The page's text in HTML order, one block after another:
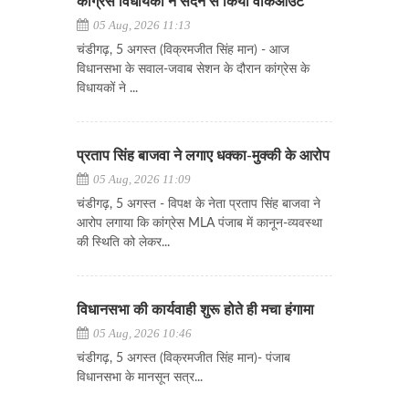
05 Aug, 2026 11:13
चंडीगढ़, 5 अगस्त (विक्रमजीत सिंह मान) - आज
विधानसभा के सवाल-जवाब सेशन के दौरान कांग्रेस के
विधायकों ने ...
प्रताप सिंह बाजवा ने लगाए धक्का-मुक्की के आरोप
05 Aug, 2026 11:09
चंडीगढ़, 5 अगस्त - विपक्ष के नेता प्रताप सिंह बाजवा ने
आरोप लगाया कि कांग्रेस MLA पंजाब में कानून-व्यवस्था
की स्थिति को लेकर...
विधानसभा की कार्यवाही शुरू होते ही मचा हंगामा
05 Aug, 2026 10:46
चंडीगढ़, 5 अगस्त (विक्रमजीत सिंह मान)- पंजाब
विधानसभा के मानसून सत्र...